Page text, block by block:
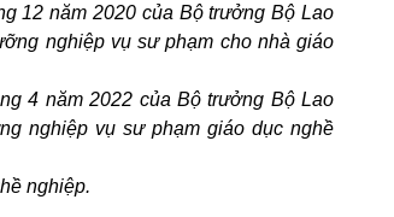
12 năm 2020 của Bộ trưởng Bộ Lao
nghiệp vụ sư phạm cho nhà giáo
4 năm 2022 của Bộ trưởng Bộ Lao
nghiệp vụ sư phạm giáo dục nghề
nghiệp.